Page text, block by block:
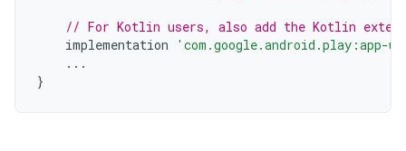
// For Kotlin users, also add the Kotlin
implementation
'com.google.android.play:app-
...
}